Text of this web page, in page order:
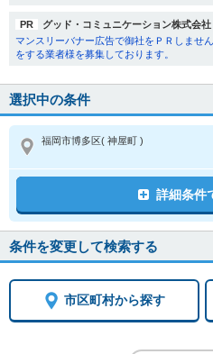
PR
グッド・コミュニケーション株式会社
マンスリーバナー広告で御社をＰＲしませ
をする業者様を募集しております。
選択中の条件
福岡市博多区( 神屋町 )
詳細条件
条件を変更して検索する
市区町村から探す